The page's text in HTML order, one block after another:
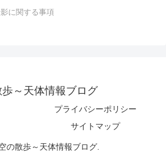
に関する事項
歩～天体情報ブログ
プライバシーポリシー
サイトマップ
の散歩～天体情報ブログ.